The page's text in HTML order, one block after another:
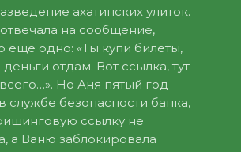
ахатинских улиток.
на сообщение,
еще одно: «Ты купи билеты,
деньги отдам. Вот ссылка, тут
Но Аня пятый год
службе безопасности банка,
ссылку не
а Ваню заблокировала